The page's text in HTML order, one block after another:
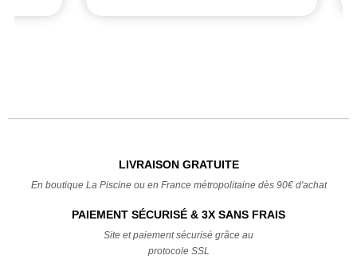
LIVRAISON GRATUITE
En boutique La Piscine ou en France métropolitaine dès 90€ d'achat
PAIEMENT SÉCURISÉ & 3X SANS FRAIS
Site et paiement sécurisé grâce au
protocole SSL